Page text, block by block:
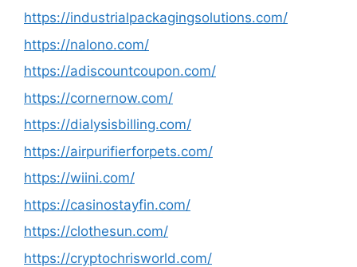
https://industrialpackagingsolutions.com/
https://nalono.com/
https://adiscountcoupon.com/
https://cornernow.com/
https://dialysisbilling.com/
https://airpurifierforpets.com/
https://wiini.com/
https://casinostayfin.com/
https://clothesun.com/
https://cryptochrisworld.com/